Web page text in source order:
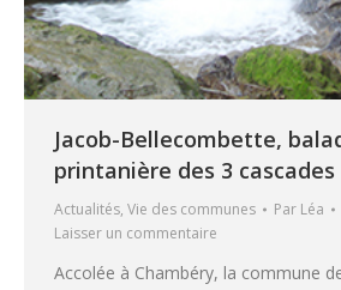
Jacob-Bellecombette,
printanière des 3 cascades
Actualités, Vie des communes Par Léa
Laisser un commentaire
Accolée à Chambéry, la commune